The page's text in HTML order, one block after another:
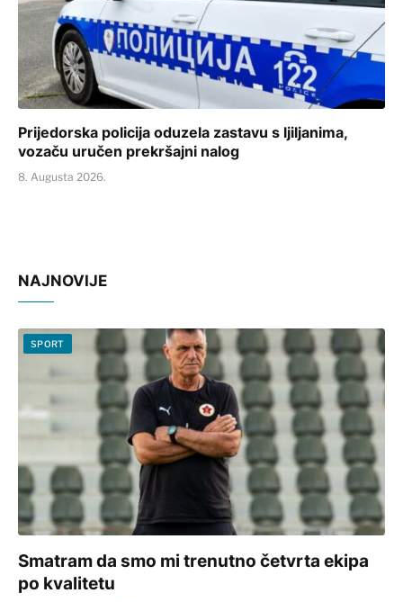
Prijedorska policija oduzela zastavu s ljiljanima,
vozaču uručen prekršajni nalog
8. Augusta 2026.
NAJNOVIJE
SPORT
Smatram da smo mi trenutno četvrta ekipa
po kvalitetu